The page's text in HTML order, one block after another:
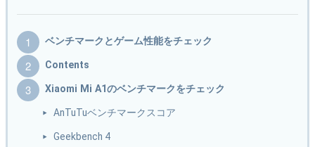
ベンチマークとゲーム性能をチェック
Contents
Xiaomi Mi A1のベンチマークをチェック
AnTuTuベンチマークスコア
Geekbench 4